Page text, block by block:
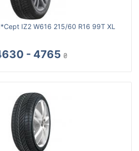
IZ2 W616 215/60 R16 99T XL
- 4765 ₴